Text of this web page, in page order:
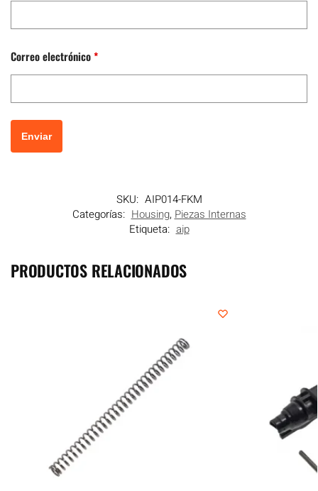
Correo electrónico*
SKU: AIP014-FKM
Categorías: Housing, Piezas Internas
Etiqueta: aip
PRODUCTOS RELACIONADOS